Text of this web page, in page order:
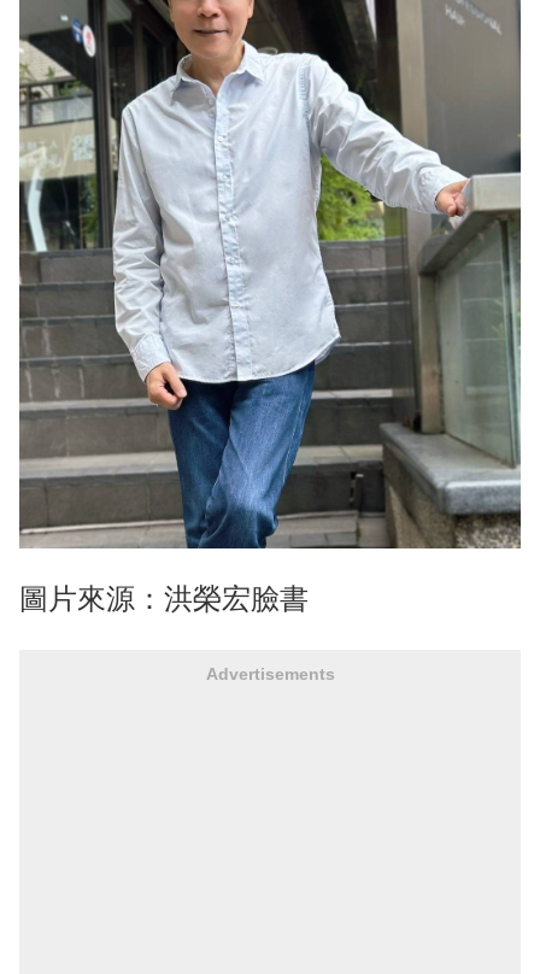
圖片來源：洪榮宏臉書
Advertisements